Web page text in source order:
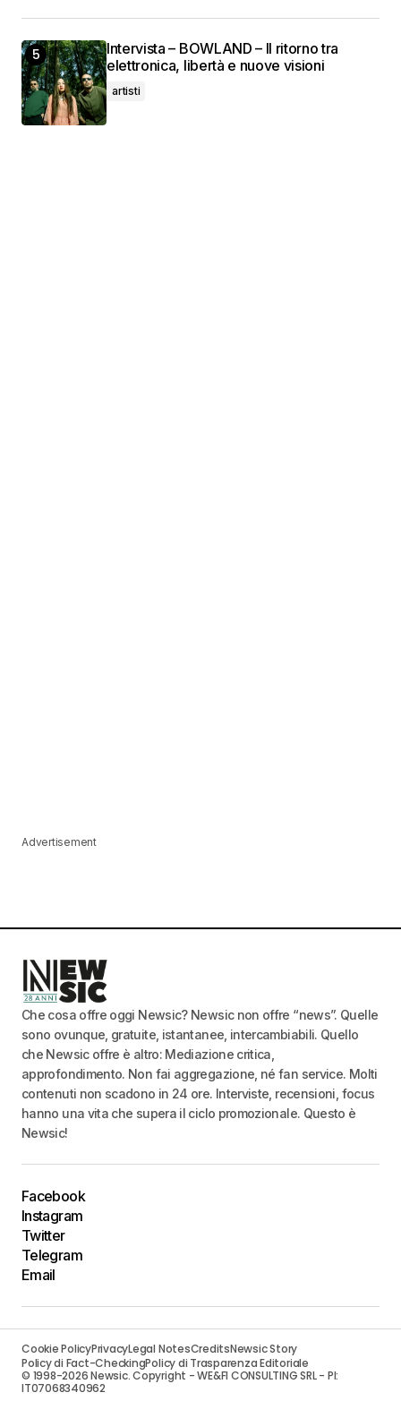
Intervista – BOWLAND – Il ritorno tra
elettronica, libertà e nuove visioni
artisti
Advertisement
Che cosa offre oggi Newsic? Newsic non offre “news”. Quelle
sono ovunque, gratuite, istantanee, intercambiabili. Quello
che Newsic offre è altro: Mediazione critica,
approfondimento. Non fai aggregazione, né fan service. Molti
contenuti non scadono in 24 ore. Interviste, recensioni, focus
hanno una vita che supera il ciclo promozionale. Questo è
Newsic!
Facebook
Instagram
Twitter
Telegram
Email
Cookie PolicyPrivacyLegal NotesCreditsNewsic Story
Policy di Fact-CheckingPolicy di Trasparenza Editoriale
© 1998-2026 Newsic. Copyright - WE&FI CONSULTING SRL - PI:
IT07068340962